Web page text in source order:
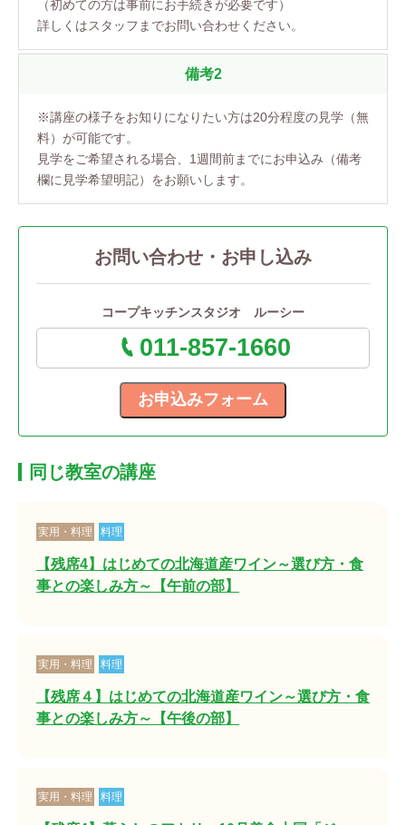
（初めての方は事前にお手続きが必要です）
詳しくはスタッフまでお問い合わせください。
備考2
※講座の様子をお知りになりたい方は20分程度の見学（無
料）が可能です。
見学をご希望される場合、1週間前までにお申込み（備考
欄に見学希望明記）をお願いします。
お問い合わせ・お申し込み
コープキッチンスタジオ ルーシー
011-857-1660
同じ教室の講座
実用・料理 料理
【残席4】はじめての北海道産ワイン～選び方・食
事との楽しみ方～【午前の部】
実用・料理 料理
【残席４】はじめての北海道産ワイン～選び方・食
事との楽しみ方～【午後の部】
実用・料理 料理